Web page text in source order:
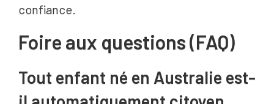
confiance.
Foire aux questions (FAQ)
Tout enfant né en Australie est-